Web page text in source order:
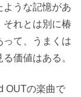
ような記憶があ
それとは別に椿
って、うまくは
価値はある。
OUTの楽曲で